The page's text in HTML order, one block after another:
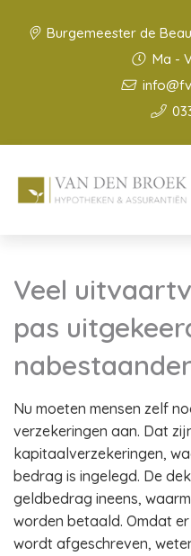
Burgemeester de
Ma -
Veel
pas
Nu moeten mensen zelf
verzekeringen aan. Dat
kapitaalverzekeringen,
bedrag is ingelegd. De
geldbedrag ineens,
worden betaald. Omdat
wordt afgeschreven,